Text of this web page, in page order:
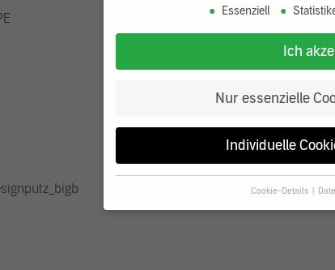
Essenziell
Ich
Nur essenzielle
Individuelle
Cookie-Details